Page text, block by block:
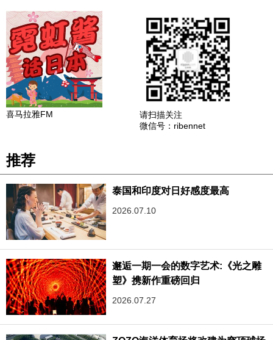
喜马拉雅FM
请扫描关注
微信号：ribennet
推荐
泰国和印度对日好感度最高
2026.07.10
邂逅一期一会的数字艺术:《光之雕
塑》携新作重磅回归
2026.07.27